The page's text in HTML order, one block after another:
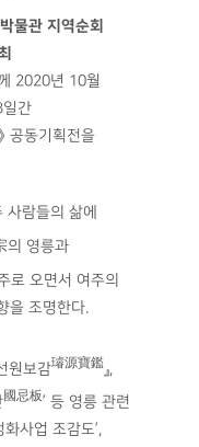
물관 지역순회
2020년 10월
간
공동기획전을
람들의 삶에
의 영릉과
로 오면서 여주의
을 조명한다.
선원보감璿源寶鑑』,
國忌板’ 등 영릉 관련
사업 조감도’,